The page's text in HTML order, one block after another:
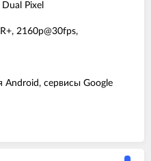
Pixel
2160p@30fps,
Android, сервисы Google